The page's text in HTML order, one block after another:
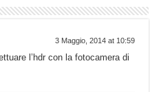
3 Maggio, 2014 at 10:59
l’hdr con la fotocamera di